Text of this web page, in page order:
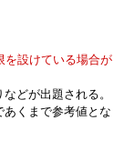
を設けている場合が
どが出題される。
くまで参考値とな